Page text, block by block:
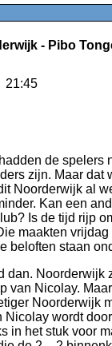
- Pibo
21:45
de spelers
zijn. Maar dat
Noorderwijk al
Kan een
Is de tijd rijp
maakten
beloften staan
dan. Noorderwijk
van Nicolay.
Noorderwijk
Nicolay wordt
in het stuk voor